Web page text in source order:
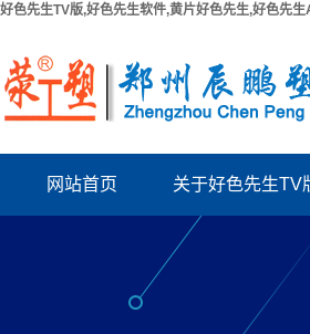
好色先生TV版,好色先生软件,黄片好色先生,好色先
网站首页 关于好色先生TV
联系好色先生TV版
厂房出租